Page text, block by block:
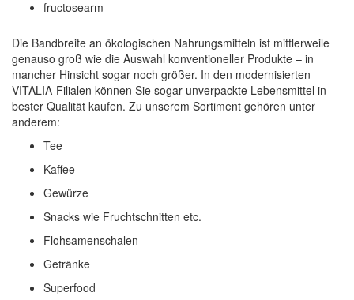
fructosearm
Die Bandbreite an ökologischen Nahrungsmitteln ist mittlerweile
genauso groß wie die Auswahl konventioneller Produkte – in
mancher Hinsicht sogar noch größer. In den modernisierten
VITALIA-Filialen können Sie sogar unverpackte Lebensmittel in
bester Qualität kaufen. Zu unserem Sortiment gehören unter
anderem:
Tee
Kaffee
Gewürze
Snacks wie Fruchtschnitten etc.
Flohsamenschalen
Getränke
Superfood